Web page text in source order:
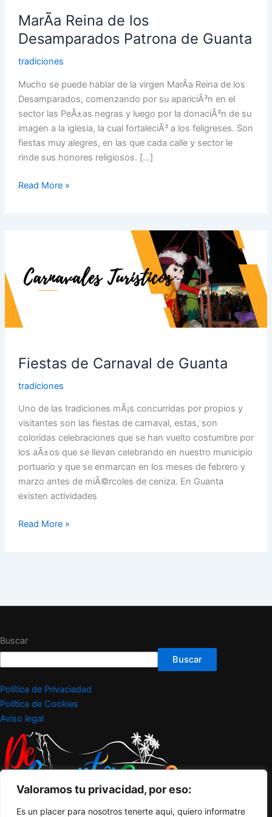
Valoramos tu privacidad, por eso:
Es un placer para nosotros tenerte aqui, quiero informatre
MarÃ­a Reina de los
Desamparados Patrona de Guanta
tradiciones
Mucho se puede hablar de la virgen MarÃ­a Reina de los
Desamparados, comenzando por su apariciÃ³n en el
sector las PeÃ±as negras y luego por la donaciÃ³n de su
imagen a la iglesia, la cual fortaleciÃ³ a los feligreses. Son
fiestas muy alegres, en las que cada calle y sector le
rinde sus honores religiosos. […]
Guanta
Read More »
Fiestas de Carnaval de Guanta
tradiciones
Uno de las tradiciones mÃ¡s concurridas por propios y
visitantes son las fiestas de carnaval, estas, son
coloridas celebraciones que se han vuelto costumbre por
los aÃ±os que se llevan celebrando en nuestro municipio
portuario y que se enmarcan en los meses de febrero y
marzo antes de miÃ©rcoles de ceniza. En Guanta
existen actividades
Carnaval
de
Read More »
Buscar
Buscar
Política de Privaciadad
Política de Cookies
Aviso legal